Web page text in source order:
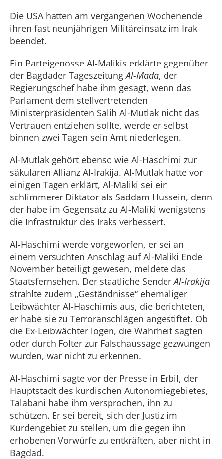
Die USA hatten am vergangenen Wochenende
ihren fast neunjährigen Militäreinsatz im Irak
beendet.
Ein Parteigenosse Al-Malikis erklärte gegenüber
der Bagdader TageszeitungAl-Mada, der
Regierungschef habe ihm gesagt, wenn das
Parlament dem stellvertretenden
Ministerpräsidenten Salih Al-Mutlak nicht das
Vertrauen entziehen sollte, werde er selbst
binnen zwei Tagen sein Amt niederlegen.
Al-Mutlak gehört ebenso wie Al-Haschimi zur
säkularen Allianz Al-Irakija. Al-Mutlak hatte vor
einigen Tagen erklärt, Al-Maliki sei ein
schlimmerer Diktator als Saddam Hussein, denn
der habe im Gegensatz zu Al-Maliki wenigstens
die Infrastruktur des Iraks verbessert.
Al-Haschimi werde vorgeworfen, er sei an
einem versuchten Anschlag auf Al-Maliki Ende
November beteiligt gewesen, meldete das
Staatsfernsehen. Der staatliche SenderAl-Irakija
strahlte zudem „Geständnisse“ ehemaliger
Leibwächter Al-Haschimis aus, die berichteten,
er habe sie zu Terroranschlägen angestiftet. Ob
die Ex-Leibwächter logen, die Wahrheit sagten
oder durch Folter zur Falschaussage gezwungen
wurden, war nicht zu erkennen.
Al-Haschimi sagte vor der Presse in Erbil, der
Hauptstadt des kurdischen Autonomiegebietes,
Talabani habe ihm versprochen, ihn zu
schützen. Er sei bereit, sich der Justiz im
Kurdengebiet zu stellen, um die gegen ihn
erhobenen Vorwürfe zu entkräften, aber nicht in
Bagdad.